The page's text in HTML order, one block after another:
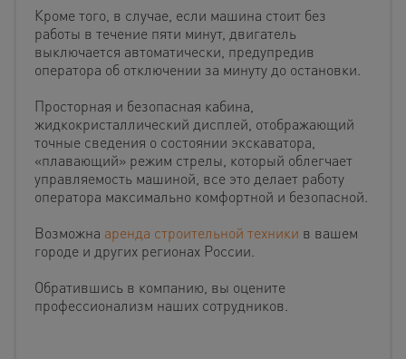
Кроме того, в случае, если машина стоит без
работы в течение пяти минут, двигатель
выключается автоматически, предупредив
оператора об отключении за минуту до остановки.
Просторная и безопасная кабина,
жидкокристаллический дисплей, отображающий
точные сведения о состоянии экскаватора,
«плавающий» режим стрелы, который облегчает
управляемость машиной, все это делает работу
оператора максимально комфортной и безопасной.
Возможна аренда строительной техники в вашем
городе и других регионах России.
Обратившись в компанию, вы оцените
профессионализм наших сотрудников.